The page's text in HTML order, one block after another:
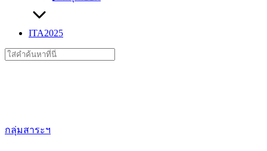
ITA2025
Search
for:
กลุ่มสาระฯ